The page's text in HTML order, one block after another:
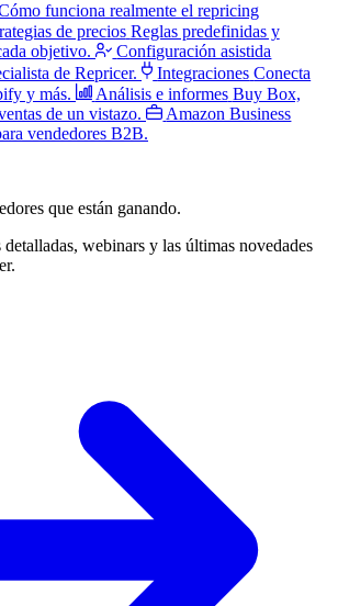
funciona realmente el repricing
de precios Reglas predefinidas y
objetivo.
Configuración asistida
de Repricer.
Integraciones Conecta
y más.
Análisis e informes Buy Box,
de un vistazo.
Amazon Business
vendedores B2B.
que están ganando.
webinars y las últimas novedades